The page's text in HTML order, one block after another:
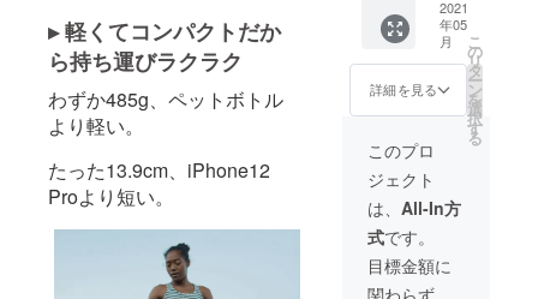
▸ 軽くてコンパクトだか
ら持ち運びラクラク
わずか485g、ペットボトル
より軽い。
たった13.9cm、iPhone12
Proより短い。
トラッ
プ 1個
ユー
ザーマ
ニュア
種類か
らお選
びいた
だけま
す ※金
額は、
税込・
送料込
(40%OF
F)＋配
送料750
円 →
キャン
ペーン
価格
20,550
円 ▼下
記を2
セット
SPECT
RUM 本
体 1個
付け替
2021
年05
月
詳細を見る
こ
の
リ
タ
ー
ン
を
選
択
す
る
このプロ
ジェクト
は、 All-In方
式です。
目標金額に
関わらず、